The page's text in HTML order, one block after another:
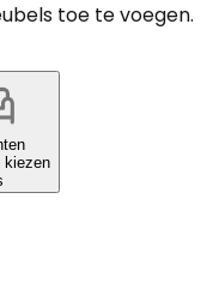
toe te voegen.
kiezen